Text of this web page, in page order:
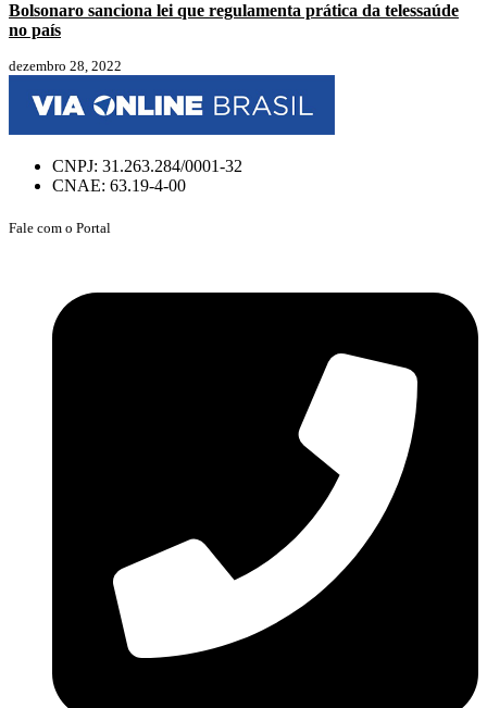
Bolsonaro sanciona lei que regulamenta prática da telessaúde
no país
dezembro 28, 2022
CNPJ: 31.263.284/0001-32
CNAE: 63.19-4-00
Fale com o Portal